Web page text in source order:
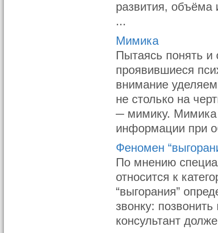
развития, объёма
...
Мимика
Пытаясь понять и
проявившиеся
внимание
не столько на
─ мимику. Мимика
информации при
Феномен
По мнению
относится к
“выгорания”
звонку:
консультант